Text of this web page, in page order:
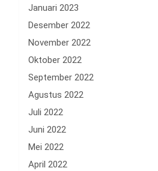
Januari 2023
Desember 2022
November 2022
Oktober 2022
September 2022
Agustus 2022
Juli 2022
Juni 2022
Mei 2022
April 2022